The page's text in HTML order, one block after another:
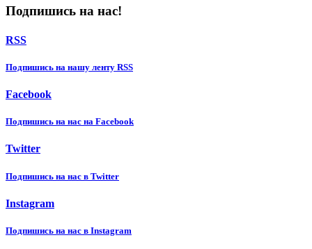
Подпишись на нас!
RSS
Подпишиcь на нашу ленту RSS
Facebook
Подпишиcь на нас на Facebook
Twitter
Подпишиcь на нас в Twitter
Instagram
Подпишиcь на нас в Instagram